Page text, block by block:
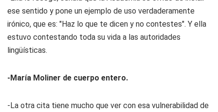
ese sentido y pone un ejemplo de uso verdaderamente
irónico, que es: "Haz lo que te dicen y no contestes". Y ella
estuvo contestando toda su vida a las autoridades
lingüísticas.
-María Moliner de cuerpo entero.
-La otra cita tiene mucho que ver con esa vulnerabilidad de